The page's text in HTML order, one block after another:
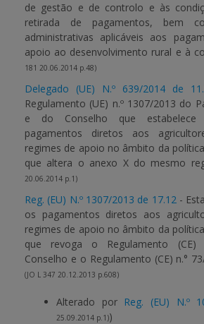
de gestão e de controlo e às
retirada de pagamentos, bem
administrativas aplicáveis aos
apoio ao desenvolvimento rural e à
181 20.06.2014 p.48)
Delegado (UE) N.º 639/2014 de
Regulamento (UE) n.º 1307/2013 do
e do Conselho que
pagamentos diretos aos
regimes de apoio no âmbito da
que altera o anexo X do mesmo
20.06.2014 p.1)
Reg. (EU) N.º 1307/2013 de 17.12-
os pagamentos diretos aos
regimes de apoio no âmbito da
que revoga o Regulamento (CE)
Conselho e o Regulamento (CE) n.°
(JO L 347 20.12.2013 p.608)
Alterado por Reg. (EU) N.º
25.09.2014 p.1))